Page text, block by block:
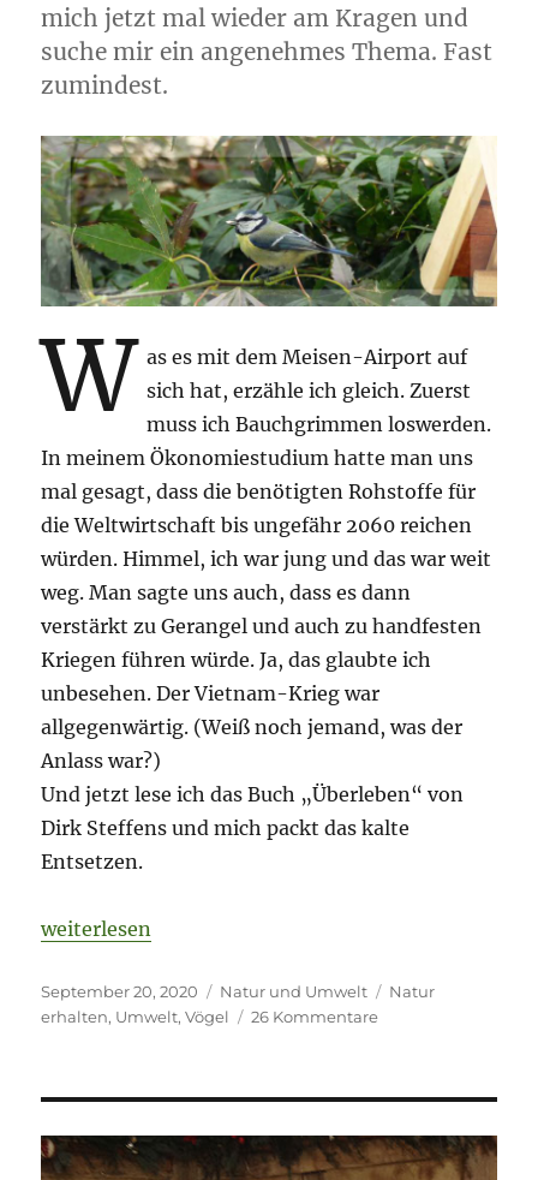
mich jetzt mal wieder am Kragen und
suche mir ein angenehmes Thema. Fast
zumindest.
W as es mit dem Meisen-Airport auf
sich hat, erzähle ich gleich. Zuerst
muss ich Bauchgrimmen loswerden.
In meinem Ökonomiestudium hatte man uns
mal gesagt, dass die benötigten Rohstoffe für
die Weltwirtschaft bis ungefähr 2060 reichen
würden. Himmel, ich war jung und das war weit
weg. Man sagte uns auch, dass es dann
verstärkt zu Gerangel und auch zu handfesten
Kriegen führen würde. Ja, das glaubte ich
unbesehen. Der Vietnam-Krieg war
allgegenwärtig. (Weiß noch jemand, was der
Anlass war?)
Und jetzt lese ich das Buch „Überleben“ von
Dirk Steffens und mich packt das kalte
Entsetzen.
„Meisen-Airport. Und was noch so los ist.“
weiterlesen
Veröffentlicht
am
September 20, 2020 Kategorien
Natur und Umwelt Schlagwörter
Natur
erhalten, Umwelt,Vögel 26 Kommentarezu
noch
so